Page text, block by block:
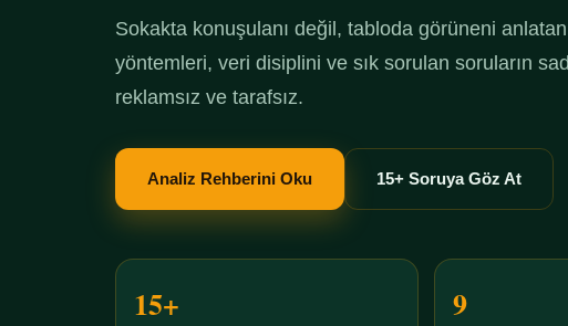
Sokakta konuşulanı değil, tabloda görüneni
yöntemleri, veri disiplini ve sık sorulan soruların
reklamsız ve tarafsız.
Analiz Rehberini Oku 15+ Soruya Göz At
15+ 9